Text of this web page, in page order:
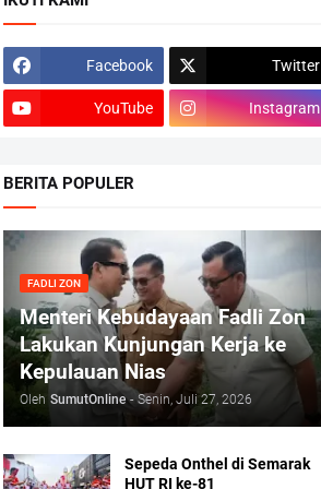
Facebook Twitter
YouTube Instagram
BERITA POPULER
FADLI ZON
Menteri Kebudayaan Fadli Zon
Lakukan Kunjungan Kerja ke
Kepulauan Nias
Oleh SumutOnline - Senin, Juli 27, 2026
Sepeda Onthel di Semarak
HUT RI ke-81